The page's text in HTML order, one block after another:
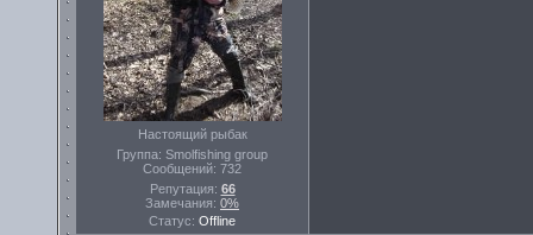
Настоящий рыбак
Группа: Smolfishing group
Сообщений: 732
Репутация: 66
Замечания: 0%
Статус: Offline